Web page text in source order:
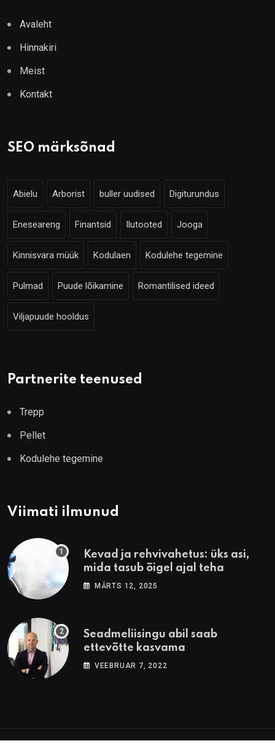
Avaleht
Hinnakiri
Meist
Kontakt
SEO märksõnad
Abielu Arborist buller uudised Digiturundus
Eneseareng Finantsid Ilutooted Jooga
Kinnisvara müük Kodulaen Kodulehe tegemine
Pulmad Puude lõikamine Romantilised ideed
Viljapuude hooldus
Partnerite teenused
Trepp
Pellet
Kodulehe tegemine
Viimati ilmunud
Kevad ja rehvivahetus: üks asi,
mida tasub õigel ajal teha
MÄRTS 12, 2025
Seadmeliisingu abil saab
ettevõtte kasvama
VEEBRUAR 7, 2022